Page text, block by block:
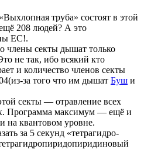
труба» состоят в этой
208 людей? А это
ЕС!.
члены секты дышат только
не так, ибо всякий кто
и количество членов секты
за того что им дышат Буш и
секты — отравление всех
Программа максимум — ещё и
на квантовом уровне.
за 5 секунд «тетра­гидро­